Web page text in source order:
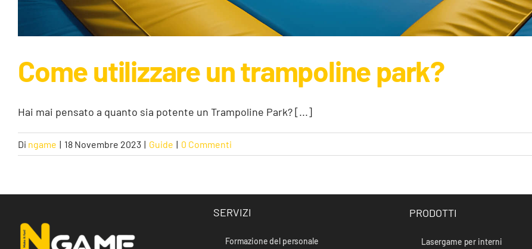
Come utilizzare un trampoline park?
Hai mai pensato a quanto sia potente un Trampoline Park? [...]
Di ngame | 18 Novembre 2023 | Guide | 0 Commenti
SERVIZI
Formazione del personale
PRODOTTI
Lasergame per interni